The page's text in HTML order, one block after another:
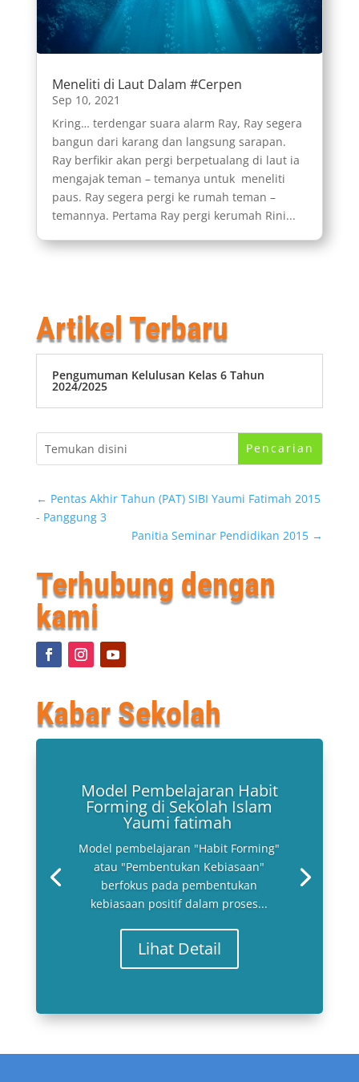
Meneliti di Laut Dalam #Cerpen
Sep 10, 2021
Kring… terdengar suara alarm Ray, Ray segera
bangun dari karang dan langsung sarapan.
Ray berfikir akan pergi berpetualang di laut ia
mengajak teman – temanya untuk meneliti
paus. Ray segera pergi ke rumah teman –
temannya. Pertama Ray pergi kerumah Rini...
Artikel Terbaru
Pengumuman Kelulusan Kelas 6 Tahun
2024/2025
← Pentas Akhir Tahun (PAT) SIBI Yaumi Fatimah 2015
- Panggung 3
Panitia Seminar Pendidikan 2015 →
Terhubung dengan
kami
Kabar Sekolah
Model Pembelajaran Habit
Forming di Sekolah Islam
Yaumi fatimah
Model pembelajaran "Habit Forming"
atau "Pembentukan Kebiasaan"
berfokus pada pembentukan
kebiasaan positif dalam proses...
Lihat Detail